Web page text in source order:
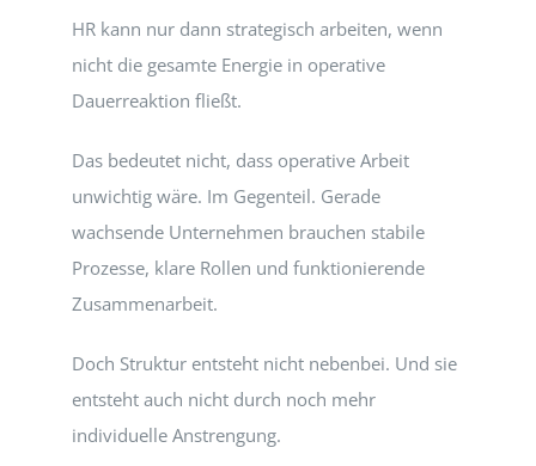
HR kann nur dann strategisch arbeiten, wenn
nicht die gesamte Energie in operative
Dauerreaktion fließt.
Das bedeutet nicht, dass operative Arbeit
unwichtig wäre. Im Gegenteil. Gerade
wachsende Unternehmen brauchen stabile
Prozesse, klare Rollen und funktionierende
Zusammenarbeit.
Doch Struktur entsteht nicht nebenbei. Und sie
entsteht auch nicht durch noch mehr
individuelle Anstrengung.